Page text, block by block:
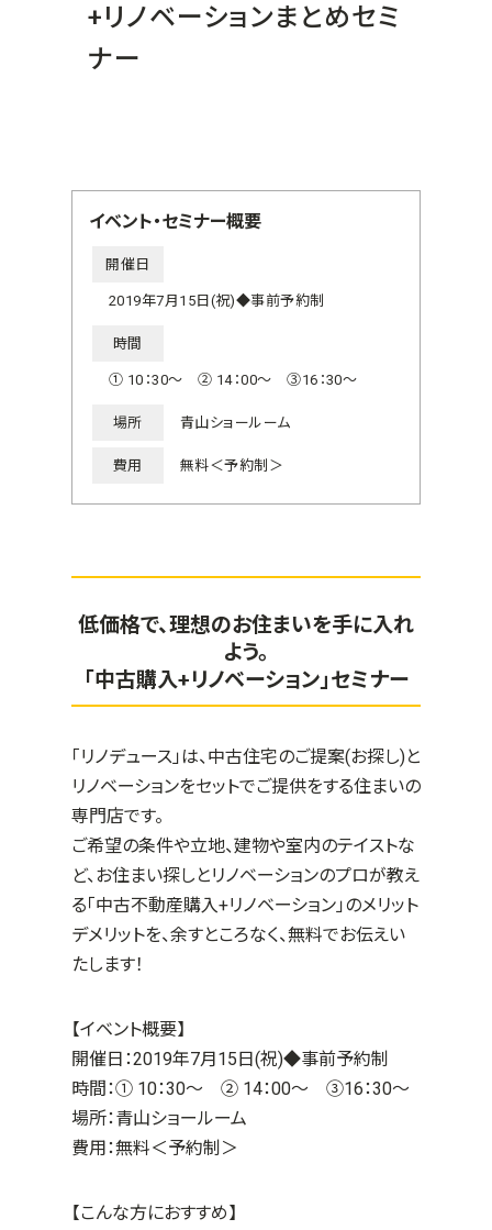
+リノベーションまとめセミ
ナー
イベント・セミナー概要
開催日
2019年7月15日(祝)◆事前予約制
時間
① 10：30～ ② 14：00～ ③16：30～
場所 青山ショールーム
費用 無料＜予約制＞
低価格で、理想のお住まいを手に入れ
よう。
「中古購入+リノベーション」セミナー
「リノデュース」は、中古住宅のご提案(お探し)と
リノベーションをセットでご提供をする住まいの
専門店です。
ご希望の条件や立地、建物や室内のテイストな
ど、お住まい探しとリノベーションのプロが教え
る「中古不動産購入+リノベーション」のメリット
デメリットを、余すところなく、無料でお伝えい
たします！
【イベント概要】
開催日：2019年7月15日(祝)◆事前予約制
時間：① 10：30～ ② 14：00～ ③16：30～
場所：青山ショールーム
費用：無料＜予約制＞
【こんな方におすすめ】